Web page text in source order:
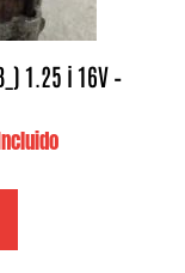
1.25 i 16V –